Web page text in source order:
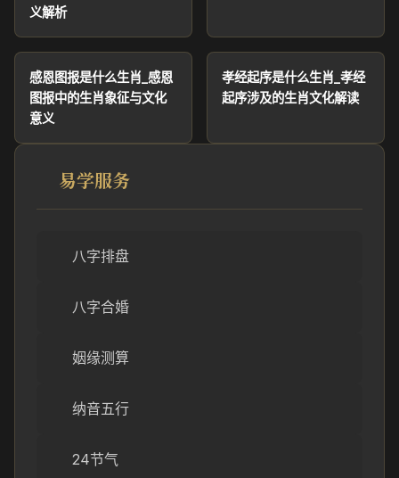
义解析
感恩图报是什么生肖_感恩
图报中的生肖象征与文化
意义
孝经起序是什么生肖_孝经
起序涉及的生肖文化解读
易学服务
八字排盘
八字合婚
姻缘测算
纳音五行
24节气